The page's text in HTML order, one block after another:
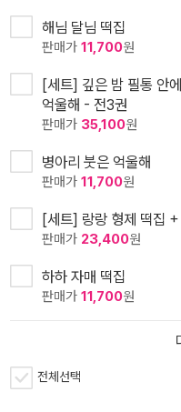
해님 달님 떡집
판매가 11,700원
[세트] 깊은 밤 필통 안
억울해 - 전3권
판매가 35,100원
병아리 붓은 억울해
판매가 11,700원
[세트] 랑랑 형제 떡집
판매가 23,400원
하하 자매 떡집
판매가 11,700원
전체선택